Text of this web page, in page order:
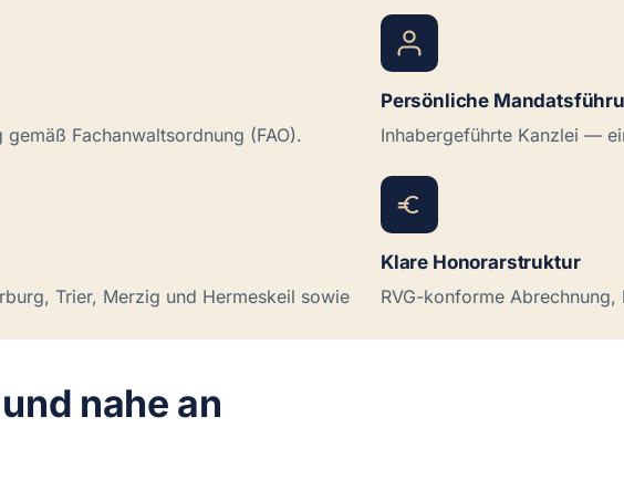
Fachanwaltsordnung (FAO).
Persönliche
Inhabergeführte Kanzlei —
Trier, Merzig und Hermeskeil sowie
Klare Honorarstruktur
RVG-konforme
nahe an